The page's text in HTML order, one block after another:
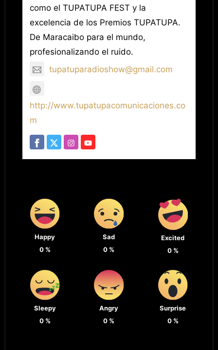
como el TUPATUPA FEST y la
excelencia de los Premios TUPATUPA.
De Maracaibo para el mundo,
profesionalizando el ruido.
tupatuparadioshow@gmail.com
http://www.tupatupacomunicaciones.co
m
Happy
0%
Sad
0 %
Excited
0%
Sleepy
0%
Angry
0 %
Surprise
0%